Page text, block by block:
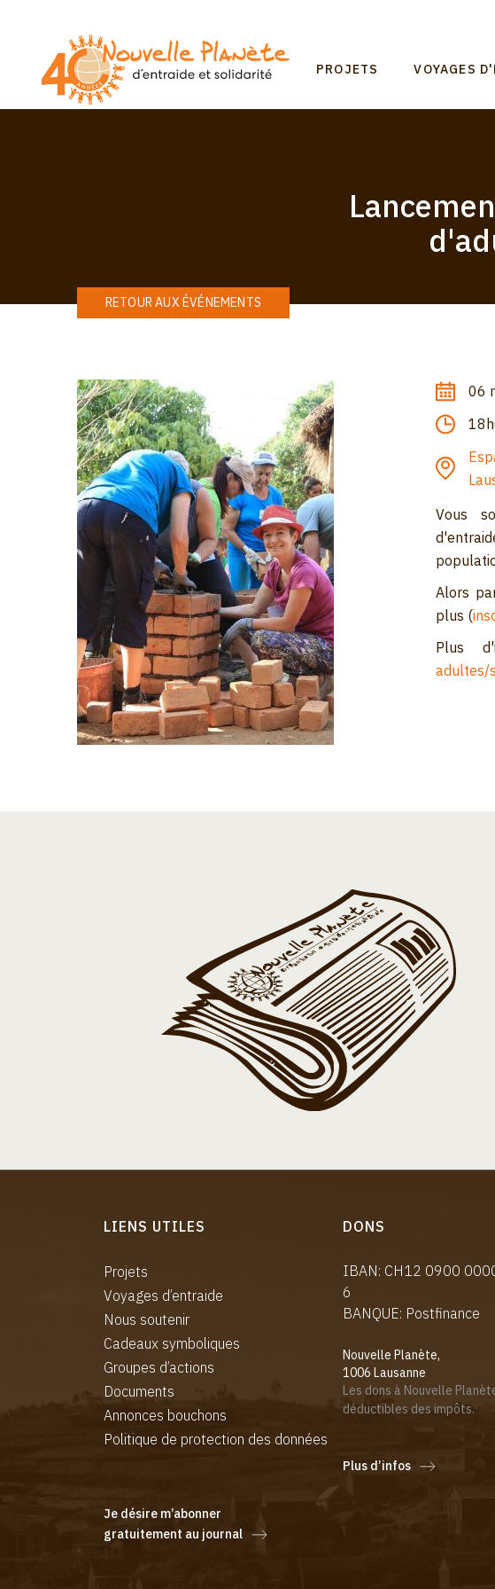
Main
PROJETS VOYAGES
RETOUR AUX ÉVÉNEMENTS
06
Vous
Alors
plus (
Plus
adultes/
LIENS UTILES
Projets
Voyages d’entraide
Nous soutenir
Cadeaux symboliques
Groupes d’actions
Documents
Annonces bouchons
Politique de protection des données
Je désire m’abonner
gratuitement au journal
DONS
IBAN: CH12 0900
6
BANQUE: Postfinance
Nouvelle Planète,
1006 Lausanne
Les dons à Nouvelle
déductibles des impôts.
Plus d’infos